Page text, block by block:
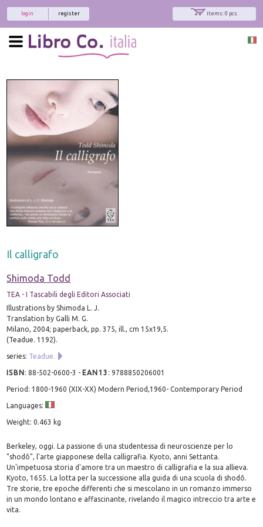
items: 0 pcs.
register
login
Il calligrafo
Shimoda Todd
TEA - I Tascabili degli Editori Associati
Illustrations by Shimoda L. J.
Translation by Galli M. G.
Milano, 2004; paperback, pp. 375, ill., cm 15x19,5.
(Teadue. 1192).
series: Teadue.
ISBN:88-502-0600-3 - EAN13 :9788850206001
Period: 1800-1960 (XIX-XX) Modern Period,1960- Contemporary Period
Languages:
Weight: 0.463 kg
Berkeley, oggi. La passione di una studentessa di neuroscienze per lo
"shodô", l'arte giapponese della calligrafia. Kyoto, anni Settanta.
Un'impetuosa storia d'amore tra un maestro di calligrafia e la sua allieva.
Kyoto, 1655. La lotta per la successione alla guida di una scuola di shodô.
Tre storie, tre epoche differenti che si mescolano in un romanzo immerso
in un mondo lontano e affascinante, rivelando il magico intreccio tra arte e
vita.